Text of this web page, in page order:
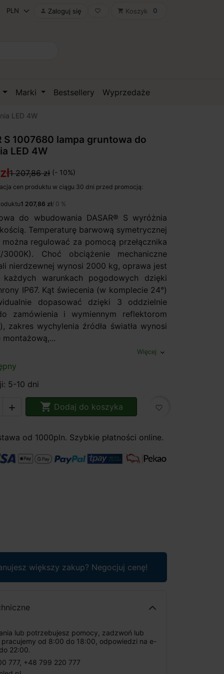
 Zaloguj się favorite_border shopping_cart Koszyk 0
Marki Bestsellery Wyprzedaże
LED 4W
S 1007680 lampa gruntowa do
LED 4W
1 207,86 zł (- 10%)
cen produktu w ciągu 30 dni przed promocją:
1 207,86 zł/ 0 %
do wbudowania DASAR® S wyróżnia
Temperaturę barwową symetrycznej
można regulować za pomocą przełącznika
3000K). Choć obciążenie mechaniczne
nierdzewnej wynosi 2000 kg, oprawa jest
warunkach pogodowych dzięki
IP67. Kąt świecenia (w komplecie 24°)
dopasować dzięki 3 oddzielnie
zamówienia i wymiennym reflektorom
zakres wychylenia źródła światła wynosi
montażową,...
Więcej expand_more
5-10 dni
  Dodaj do koszyka favorite_border
od 1000pln. Szybkie płatności online.
większy zakup? Negocjuj cenę!
lub potrzebujesz pomocy, zadzwoń lub
pracujemy od 8:00 do 18:00, odpowiedzi na e-
22:00.
777, +48 799 220 777